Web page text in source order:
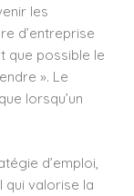
les
d’entreprise
que possible le
». Le
lorsqu’un
d’emploi,
qui valorise la